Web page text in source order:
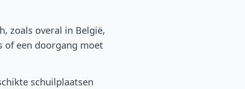
zoals overal in België,
of een doorgang moet
schuilplaatsen